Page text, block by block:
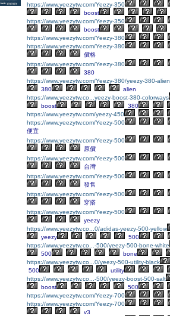
https://www.yeezytw.com/Yeezy-350
boost
https://www.yeezytw.com/Yeezy-350
boost
https://www.yeezytw.com/Yeezy-380
https://www.yeezytw.com/Yeezy-380
價格
https://www.yeezytw.com/Yeezy-380
380
https://www.yeezytw.com/Yeezy-380/yeezy-380-alien
380
alien
https://www.yeezytw.co...yeezy-boost-380-colorways
boost
380
https://www.yeezytw.com/yeezy-450
https://www.yeezytw.com/Yeezy-500
便宜
https://www.yeezytw.com/Yeezy-500
原價
https://www.yeezytw.com/Yeezy-500
台灣
https://www.yeezytw.com/Yeezy-500
發售
https://www.yeezytw.com/Yeezy-500
穿搭
https://www.yeezytw.com/Yeezy-500
yeezy
https://www.yeezytw.co...0/adidas-yeezy-500-yellow
yeezy
500
https://www.yeezytw.co...-500/yeezy-500-bone-white
500
bone
https://www.yeezytw.co...0/yeezy-500-utility-black
500
utility
https://www.yeezytw.co...-500/yeezy-boost-500-salt
boost
500
https://www.yeezytw.com/Yeezy-700
https://www.yeezytw.com/Yeezy-700
v3